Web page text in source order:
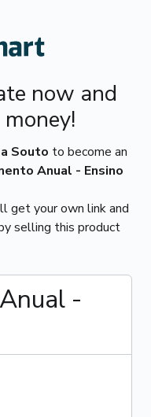
now and
Souto to become an
Anual - Ensino
get your own link and
selling this product
-